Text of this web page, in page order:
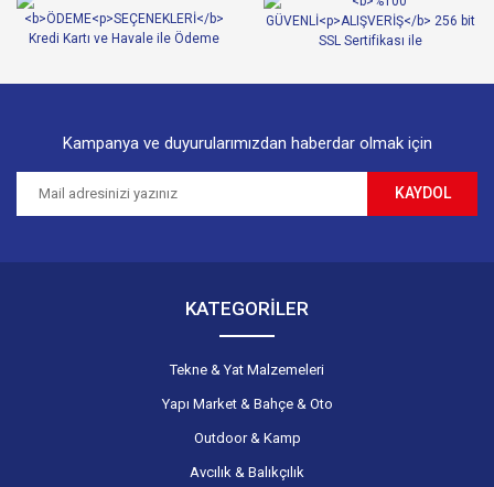
Kampanya ve duyurularımızdan haberdar olmak için
KAYDOL
KATEGORİLER
Tekne & Yat Malzemeleri
Yapı Market & Bahçe & Oto
Outdoor & Kamp
Avcılık & Balıkçılık